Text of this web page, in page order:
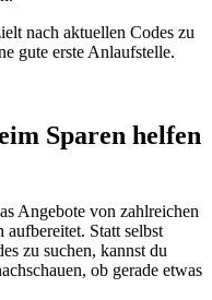
nach aktuellen Codes zu
gute erste Anlaufstelle.
Sparen helfen
Angebote von zahlreichen
Statt selbst
zu suchen, kannst du
ob gerade etwas